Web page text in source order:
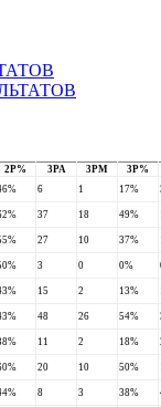
2P% 3PA 3PM
3P%
6 1 17%
37 18 49%
27 10 37%
3 0 0%
15 2 13%
48 26 54%
11 2 18%
20 10 50%
8 3 38%